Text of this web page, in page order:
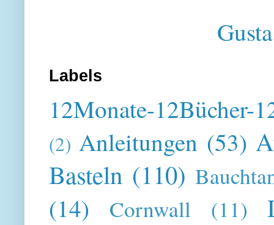
Labels
12Monate-12Bücher-
(2) Anleitungen (53)
Basteln (110)
(14) Cornwall (11)